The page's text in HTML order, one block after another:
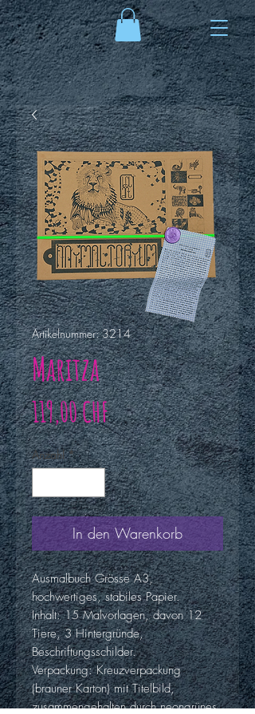
Artikelnummer: 3214
Maritza
119,00 CHFPreis
Anzahl *
In den Warenkorb
Ausmalbuch Grösse A3,
hochwertiges, stabiles Papier.
Inhalt: 15 Malvorlagen, davon 12
Tiere, 3 Hintergründe,
Beschriftungsschilder.
Verpackung: Kreuzverpackung
(brauner Karton) mit Titelbild,
zusammengehalten durch neongrünes